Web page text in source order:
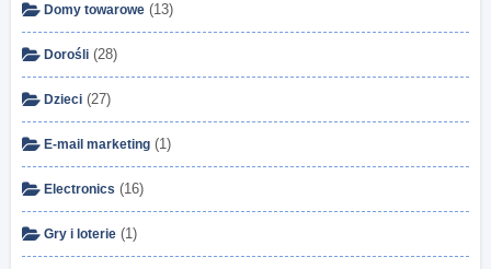
Domy towarowe (13)
Dorośli (28)
Dzieci (27)
E-mail marketing (1)
Electronics (16)
Gry i loterie (1)